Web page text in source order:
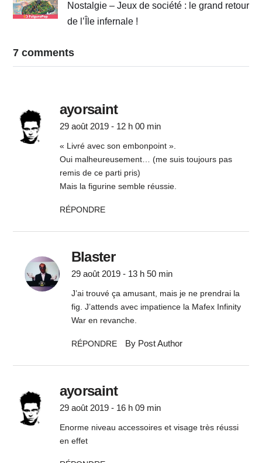
Nostalgie – Jeux de société : le grand retour
de l’Île infernale !
7 comments
ayorsaint
29 août 2019 - 12 h 00 min
« Livré avec son embonpoint ».
Oui malheureusement… (me suis toujours pas
remis de ce parti pris)
Mais la figurine semble réussie.
RÉPONDRE
Blaster
29 août 2019 - 13 h 50 min
J’ai trouvé ça amusant, mais je ne prendrai la
fig. J’attends avec impatience la Mafex Infinity
War en revanche.
RÉPONDRE By Post Author
ayorsaint
29 août 2019 - 16 h 09 min
Enorme niveau accessoires et visage très réussi
en effet